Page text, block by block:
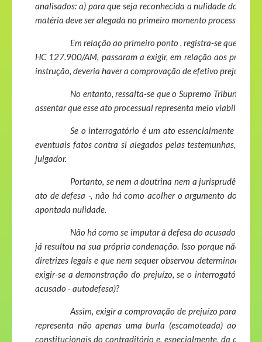
analisados: a) para que seja reconhecida a nulidade do
matéria deve ser alegada no primeiro momento processual
Em relação ao primeiro ponto , registra-se que não
HC 127.900/AM, passaram a exigir, em relação aos
instrução, deveria haver a comprovação de efetivo prejuízo à
No entanto, ressalta-se que o Supremo Tribunal
assentar que esse ato processual representa meio
Se o interrogatório é um ato essencialmente de
eventuais fatos contra si alegados pelas testemunhas,
julgador.
Portanto, se nem a doutrina nem a jurisprudência
ato de defesa -, não há como acolher o argumento do
apontada nulidade.
Não há como se imputar à defesa do acusado o
já resultou na sua própria condenação. Isso porque não há,
diretrizes legais e que nem sequer observou determinadas
exigir-se a demonstração do prejuízo, se o interrogatório
acusado - autodefesa)?
Assim, exigir a comprovação de prejuízo para o
representa não apenas uma burla (escamoteada) ao
constitucionais do contraditório e, especialmente, da ampla